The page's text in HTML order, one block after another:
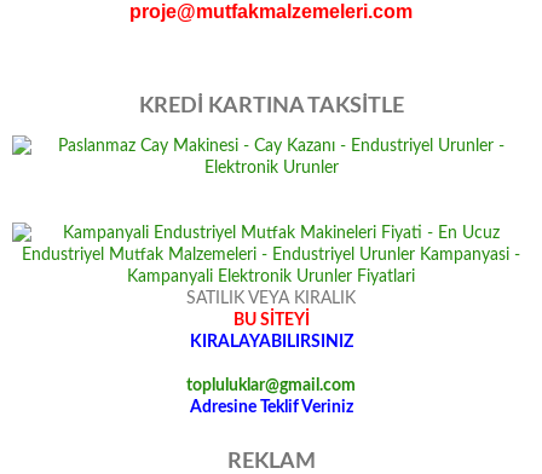
proje@mutfakmalzemeleri.com
KREDİ KARTINA TAKSİTLE
SATILIK VEYA KIRALIK
BU SİTEYİ
KIRALAYABILIRSINIZ
topluluklar@gmail.com
Adresine Teklif Veriniz
REKLAM